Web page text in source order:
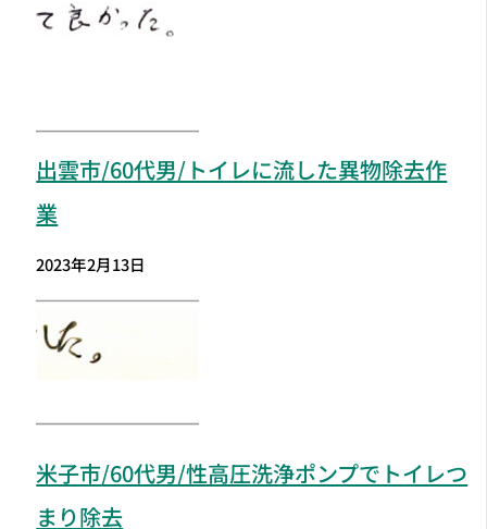
出雲市/60代男/トイレに流した異物除去作
業
2023年2月13日
米子市/60代男/性高圧洗浄ポンプでトイレつ
まり除去